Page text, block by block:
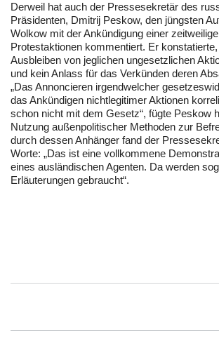
Derweil hat auch der Pressesekretär des
Präsidenten, Dmitrij Peskow, den jüngsten
Wolkow mit der Ankündigung einer
Protestaktionen kommentiert. Er
Ausbleiben von jeglichen ungesetzlichen
und kein Anlass für das Verkünden deren
„Das Annoncieren irgendwelcher
das Ankündigen nichtlegitimer Aktionen
schon nicht mit dem Gesetz“, fügte Peskow
Nutzung außenpolitischer Methoden zur
durch dessen Anhänger fand der
Worte: „Das ist eine vollkommene
eines ausländischen Agenten. Da werden
Erläuterungen gebraucht“.